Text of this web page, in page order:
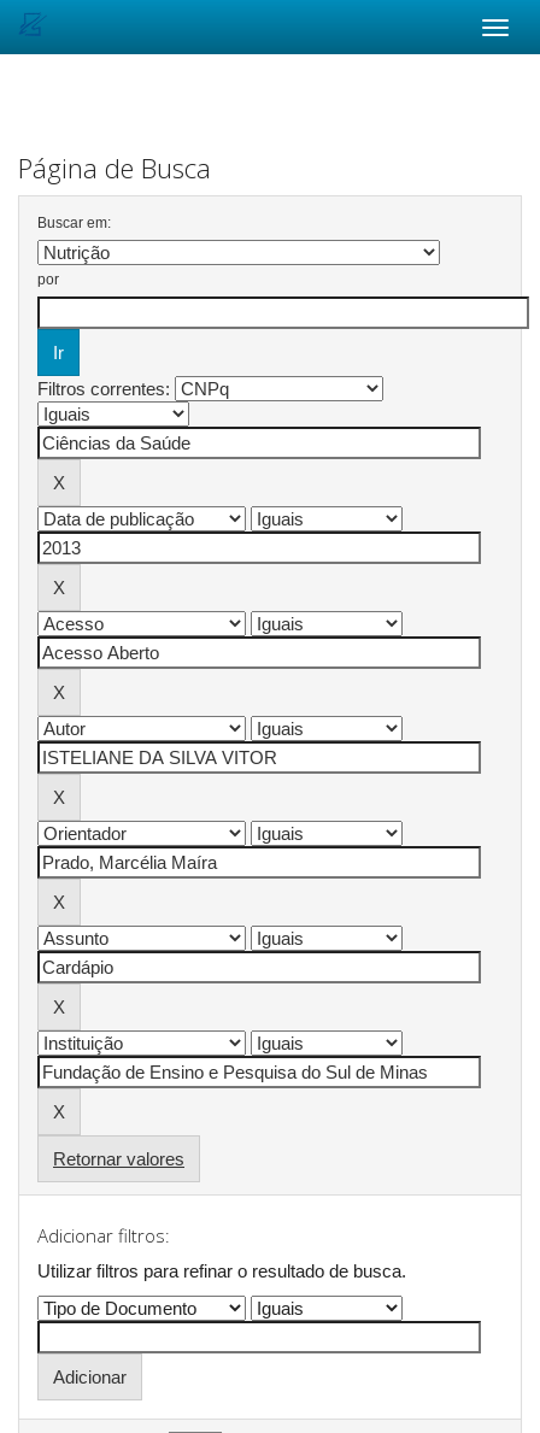
Página de Busca
Buscar em:
por
Filtros correntes:
Retornar valores
Adicionar filtros:
Utilizar filtros para refinar o resultado de busca.